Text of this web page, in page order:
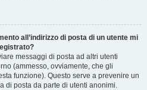
all’indirizzo di posta di un utente mi
messaggi di posta ad altri utenti
(ammesso, ovviamente, che gli
funzione). Questo serve a prevenire un
di posta da parte di utenti anonimi.